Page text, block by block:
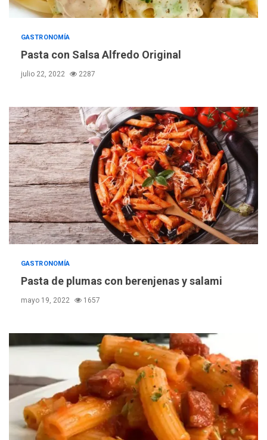
GASTRONOMÍA
Pasta con Salsa Alfredo Original
julio 22, 2022 2287
GASTRONOMÍA
Pasta de plumas con berenjenas y salami
mayo 19, 2022 1657
3
POLÍTICA
TITULARES
ÚLTIMA HORA
ONGs piden a CIDH
monitorear proceso de
diálogo en Venezuela
4
Gobierno y AN2015 en
5
Hiroshima 81 años de la
debacle atómica. Japón
debate principios no
nucleares
INTERNACIONALES
TITULARES
ÚLTIMA HORA
Trump vuelve intenta